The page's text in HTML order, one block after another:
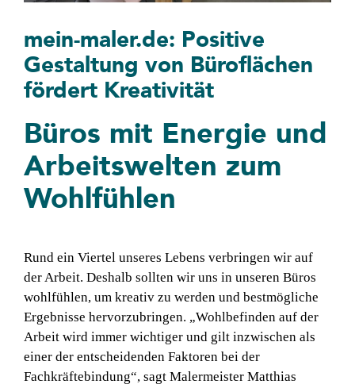
mein-maler.de: Positive
Gestaltung von Büroflächen
fördert Kreativität
Büros mit Energie und
Arbeitswelten zum
Wohlfühlen
Rund ein Viertel unseres Lebens verbringen wir auf
der Arbeit. Deshalb sollten wir uns in unseren Büros
wohlfühlen, um kreativ zu werden und bestmögliche
Ergebnisse hervorzubringen. „Wohlbefinden auf der
Arbeit wird immer wichtiger und gilt inzwischen als
einer der entscheidenden Faktoren bei der
Fachkräftebindung“, sagt Malermeister Matthias